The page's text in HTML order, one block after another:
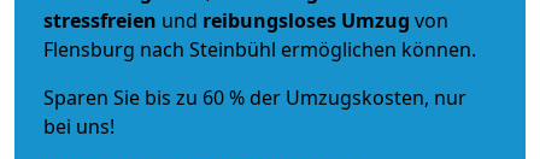
stressfreien und reibungsloses Umzug von
Flensburg nach Steinbühl ermöglichen können.
Sparen Sie bis zu 60 % der Umzugskosten, nur
bei uns!